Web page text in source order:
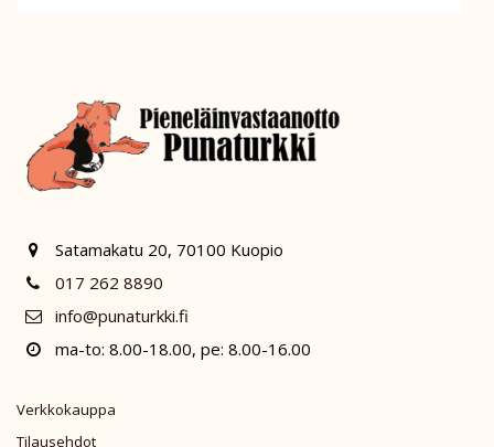
Satamakatu 20, 70100 Kuopio
017 262 8890
info@punaturkki.fi
ma-to: 8.00-18.00, pe: 8.00-16.00
Verkkokauppa
Tilausehdot